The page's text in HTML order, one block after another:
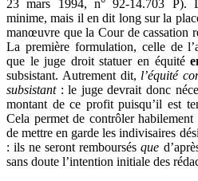
23 mars 1994, n° 92-14.703 P).
minime, mais il en dit long sur la
manœuvre que la Cour de cassation
La première formulation, celle de
que le juge droit statuer en équité
subsistant. Autrement dit, l’équité
subsistant : le juge devrait donc
montant de ce profit puisqu’il est
Cela permet de contrôler
de mettre en garde les indivisaires
: ils ne seront remboursésque
sans doute l’intention initiale des